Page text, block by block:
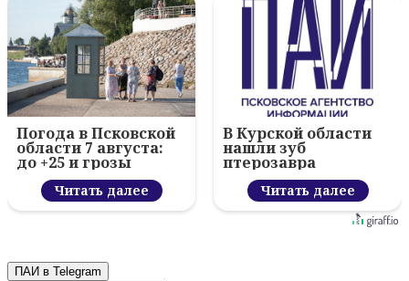
Погода в Псковской
области 7 августа:
до +25 и грозы
Читать далее
В Курской области
нашли зуб
птерозавра
Читать далее
ПАИ в Telegram